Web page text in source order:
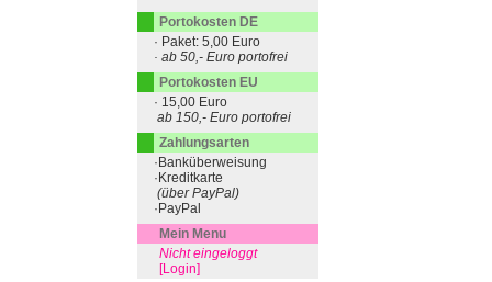
Portokosten DE
· Paket: 5,00 Euro
· ab 50,- Euro portofrei
Portokosten EU
· 15,00 Euro
ab 150,- Euro portofrei
Zahlungsarten
·Banküberweisung
·Kreditkarte
(über PayPal)
·PayPal
Mein Menu
Nicht eingeloggt
[Login]